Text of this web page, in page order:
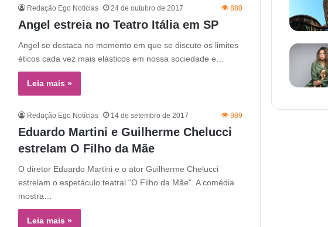
Redação Ego Notícias 24 de outubro de 2017 880
Angel estreia no Teatro Itália em SP
Angel se destaca no momento em que se discute os limites
éticos cada vez mais elásticos em nossa sociedade e…
Leia mais »
Redação Ego Notícias 14 de setembro de 2017 989
Eduardo Martini e Guilherme Chelucci
estrelam O Filho da Mãe
O diretor Eduardo Martini e o ator Guilherme Chelucci
estrelam o espetáculo teatral “O Filho da Mãe”. A comédia
mostra…
Leia mais »